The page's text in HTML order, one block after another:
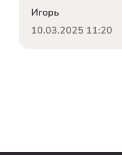
Игорь
10.03.2025 11:20